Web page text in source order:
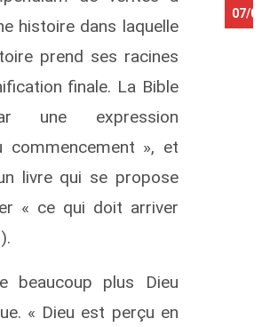
histoire dans laquelle
prend ses racines
finale. La Bible
une expression
commencement », et
livre qui se propose
« ce qui doit arriver
beaucoup plus Dieu
« Dieu est perçu en
07/